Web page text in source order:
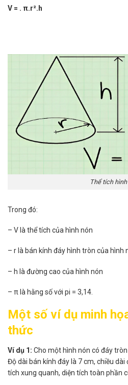
V = . π.r².h
Thể tích
Trong đó:
– V là thể tích của hình nón
– r là bán kính đáy hình tròn của hình
– h là đường cao của hình nón
– π là hằng số với pi = 3,14.
Một số ví dụ minh
thức
Ví dụ 1: Cho một hình nón có đáy
Độ dài bán kính đáy là 7 cm, chiều dài
tích xung quanh, diện tích toàn phần